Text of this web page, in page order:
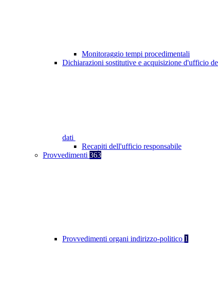
Monitoraggio tempi procedimentali
Dichiarazioni sostitutive e acquisizione d'ufficio
dati
Recapiti dell'ufficio responsabile
Provvedimenti 363
Provvedimenti organi indirizzo-politico 1